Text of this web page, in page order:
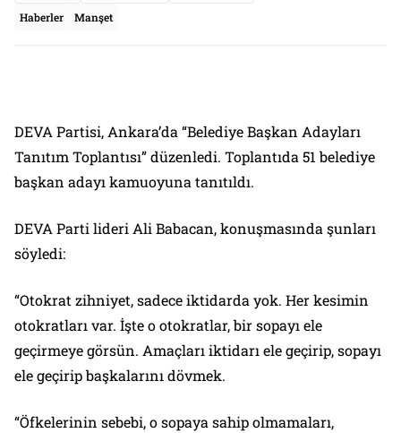
Haberler Manşet
DEVA Partisi, Ankara’da “Belediye Başkan Adayları
Tanıtım Toplantısı” düzenledi. Toplantıda 51 belediye
başkan adayı kamuoyuna tanıtıldı.
DEVA Parti lideri Ali Babacan, konuşmasında şunları
söyledi:
“Otokrat zihniyet, sadece iktidarda yok. Her kesimin
otokratları var. İşte o otokratlar, bir sopayı ele
geçirmeye görsün. Amaçları iktidarı ele geçirip, sopayı
ele geçirip başkalarını dövmek.
“Öfkelerinin sebebi, o sopaya sahip olmamaları,